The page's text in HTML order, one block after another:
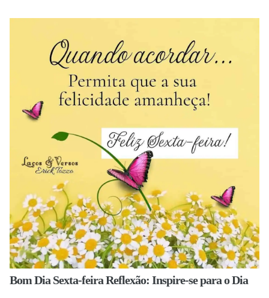
Bom Dia Sexta-feira Reflexão: Inspire-se para o Dia